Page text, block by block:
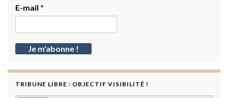
E-mail *
TRIBUNE LIBRE : OBJECTIF VISIBILITÉ !